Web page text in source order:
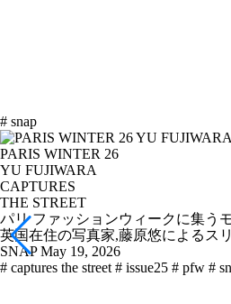
# snap
PARIS WINTER 26
YU FUJIWARA
CAPTURES
THE STREET
パリ ファッションウィークに集う
英国在住の写真家,藤原悠によるス
SNAP May 19, 2026
# captures the street # issue25 # pfw #